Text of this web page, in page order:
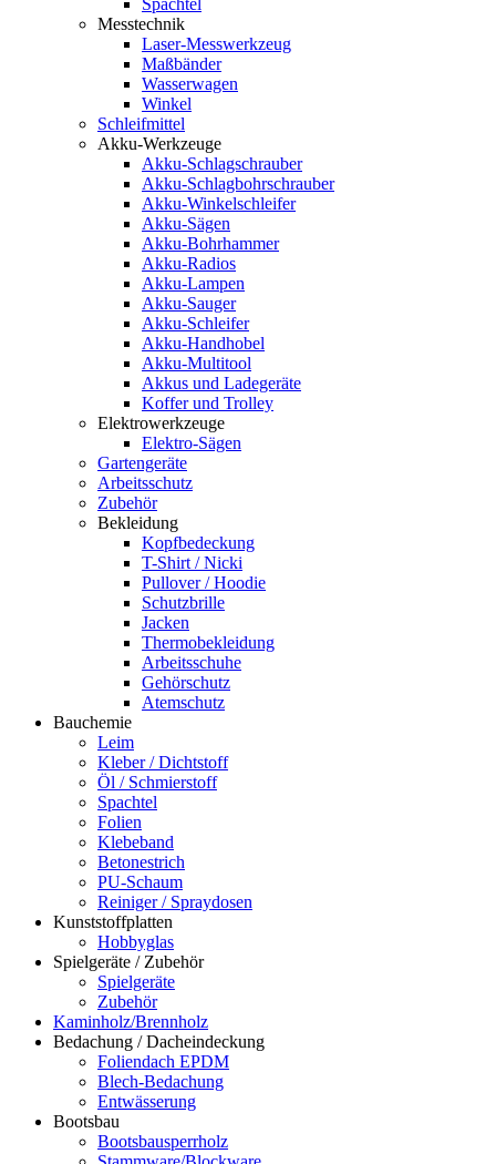
Spachtel
Messtechnik
Laser-Messwerkzeug
Maßbänder
Wasserwagen
Winkel
Schleifmittel
Akku-Werkzeuge
Akku-Schlagschrauber
Akku-Schlagbohrschrauber
Akku-Winkelschleifer
Akku-Sägen
Akku-Bohrhammer
Akku-Radios
Akku-Lampen
Akku-Sauger
Akku-Schleifer
Akku-Handhobel
Akku-Multitool
Akkus und Ladegeräte
Koffer und Trolley
Elektrowerkzeuge
Elektro-Sägen
Gartengeräte
Arbeitsschutz
Zubehör
Bekleidung
Kopfbedeckung
T-Shirt / Nicki
Pullover / Hoodie
Schutzbrille
Jacken
Thermobekleidung
Arbeitsschuhe
Gehörschutz
Atemschutz
Bauchemie
Leim
Kleber / Dichtstoff
Öl / Schmierstoff
Spachtel
Folien
Klebeband
Betonestrich
PU-Schaum
Reiniger / Spraydosen
Kunststoffplatten
Hobbyglas
Spielgeräte / Zubehör
Spielgeräte
Zubehör
Kaminholz/Brennholz
Bedachung / Dacheindeckung
Foliendach EPDM
Blech-Bedachung
Entwässerung
Bootsbau
Bootsbausperrholz